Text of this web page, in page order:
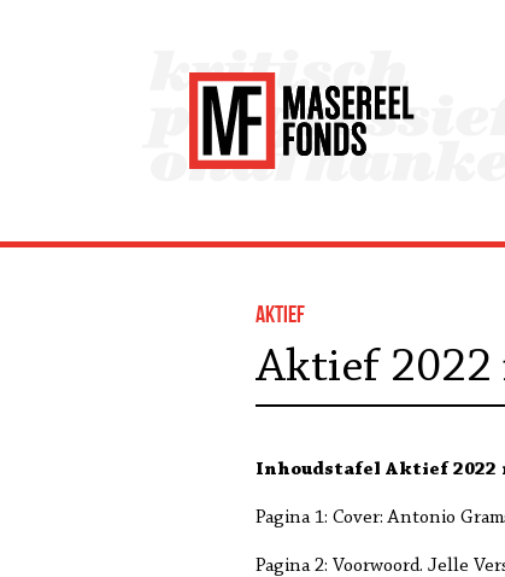
Aktief
Aktief 2022
Inhoudstafel Aktief 2022
Pagina 1: Cover: Antonio
Pagina 2: Voorwoord. Jelle